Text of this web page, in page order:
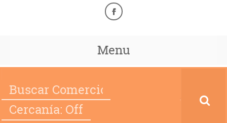
Menu
Cercanía: Off